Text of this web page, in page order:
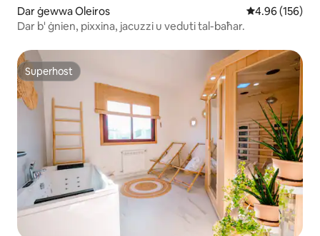
Dar ġewwa Oleiros Rating medju
4.96 (156)
Dar b' ġnien, pixxina, jacuzzi u veduti tal-baħar.
Superhost
Superhost